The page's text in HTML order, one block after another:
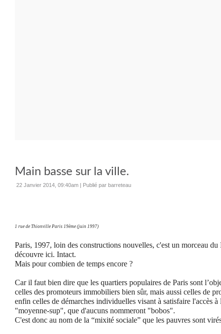
Main basse sur la ville.
22 Janvier 2014, 09:40am | Publié par barreteau
1 rue de Thionville Paris 19ème (juin 1997)
Paris, 1997, loin des constructions nouvelles, c'est un morceau du
découvre ici. Intact.
Mais pour combien de temps encore ?
Car il faut bien dire que les quartiers populaires de Paris sont
celles des promoteurs immobiliers bien sûr, mais aussi celles de
enfin celles de démarches individuelles visant à satisfaire l'accès à
"moyenne-sup", que d'aucuns nommeront "bobos".
C'est donc au nom de la “mixité sociale” que les pauvres sont